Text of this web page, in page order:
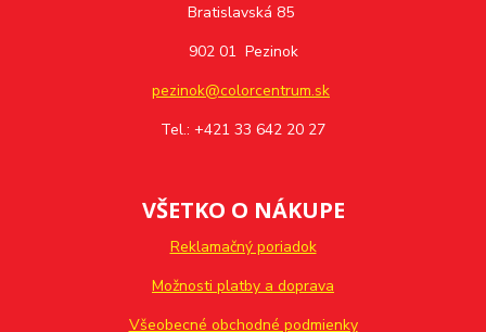
Bratislavská 85
902 01 Pezinok
pezinok@colorcentrum.sk
Tel.: +421 33 642 20 27
VŠETKO O NÁKUPE
Reklamačný poriadok
Možnosti platby a doprava
Všeobecné obchodné podmienky